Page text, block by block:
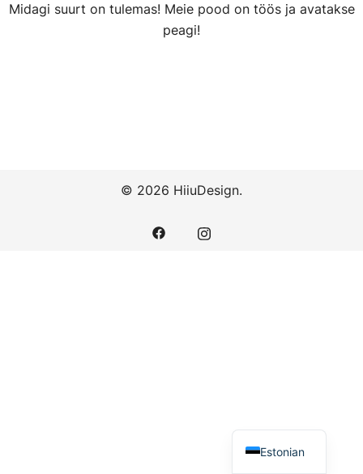
Midagi suurt on tulemas! Meie pood on töös ja avatakse
peagi!
© 2026 HiiuDesign.
Estonian